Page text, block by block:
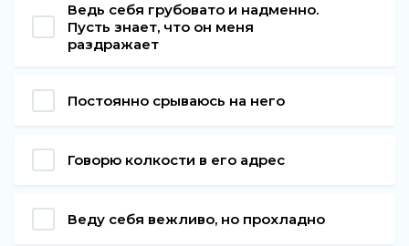
Ведь себя грубовато и надменно.
Пусть знает, что он меня
раздражает
Постоянно срываюсь на него
Говорю колкости в его адрес
Веду себя вежливо, но прохладно